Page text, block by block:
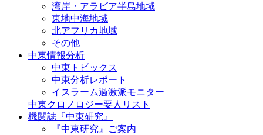
湾岸・アラビア半島地域
東地中海地域
北アフリカ地域
その他
中東情報分析
中東トピックス
中東分析レポート
イスラーム過激派モニター
中東クロノロジー要人リスト
機関誌『中東研究』
『中東研究』ご案内